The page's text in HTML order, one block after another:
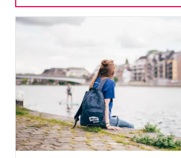
Griekenland
Hongarije
Ierland
IJsland